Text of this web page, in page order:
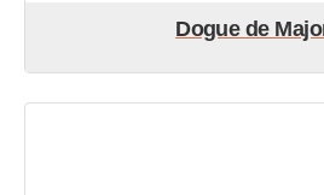
Dogue de